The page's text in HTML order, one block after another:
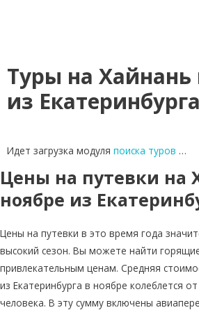
Туры на Хайнань
из Екатеринбурга
Идет загрузка модуля поиска туров …
Цены на путевки на
ноябре из
Цены на путевки в это время года
высокий сезон. Вы можете найти
привлекательным ценам. Средняя
из Екатеринбурга в ноябре колеблется
человека. В эту сумму включены